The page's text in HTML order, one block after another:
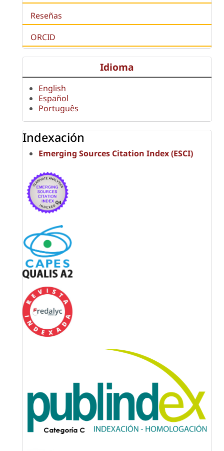
Reseñas
ORCID
Idioma
English
Español
Português
Indexación
Emerging Sources Citation Index (ESCI)